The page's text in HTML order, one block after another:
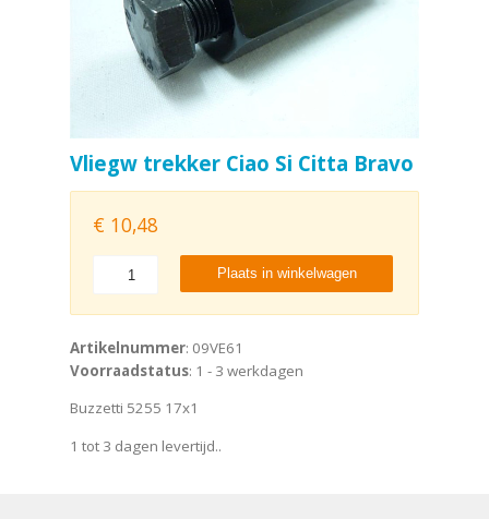
Vliegw trekker Ciao Si Citta Bravo
€ 10,48
Plaats in winkelwagen
Artikelnummer: 09VE61
Voorraadstatus: 1 - 3 werkdagen
Buzzetti 5255 17x1
1 tot 3 dagen levertijd..